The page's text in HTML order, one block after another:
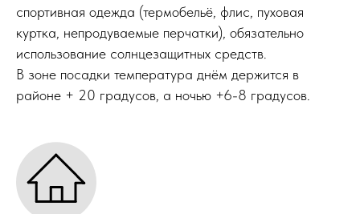
спортивная одежда (термобельё, флис, пуховая
куртка, непродуваемые перчатки), обязательно
использование солнцезащитных средств.
В зоне посадки температура днём держится в
районе + 20 градусов, а ночью +6-8 градусов.